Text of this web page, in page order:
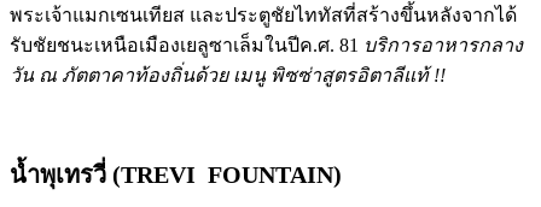
พระเจ้าแมกเซนเทียส และประตูชัยไททัสที่สร้างขึ้นหลังจากได้
รับชัยชนะเหนือเมืองเยลูซาเล็มในปีค.ศ. 81 บริการอาหารกลาง
วัน ณ ภัตตาคาท้องถิ่นด้วย เมนู พิซซ่าสูตรอิตาลีแท้ !!
น้ำพุเทรวี่ (TREVI FOUNTAIN)